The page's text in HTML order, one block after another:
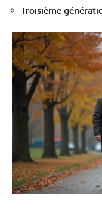
Troisième